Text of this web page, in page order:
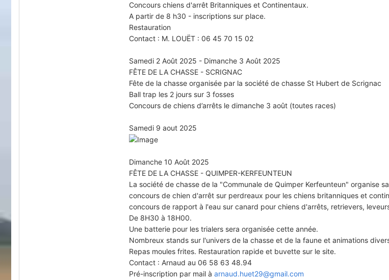
Concours chiens d'arrêt Britanniques et Continentaux.
A partir de 8 h30 - inscriptions sur place.
Restauration
Contact : M. LOUËT : 06 45 70 15 02
Samedi 2 Août 2025 - Dimanche 3 Août 2025
FÊTE DE LA CHASSE - SCRIGNAC
Fête de la chasse organisée par la société de chasse St Hubert de Scrignac
Ball trap les 2 jours sur 3 fosses
Concours de chiens d’arrêts le dimanche 3 août (toutes races)
Samedi 9 aout 2025
Dimanche 10 Août 2025
FÊTE DE LA CHASSE - QUIMPER-KERFEUNTEUN
La société de chasse de la "Communale de Quimper Kerfeunteun" organise
concours de chien d'arrêt sur perdreaux pour les chiens britanniques et
concours de rapport à l'eau sur canard pour chiens d'arrêts, retrievers,
De 8H30 à 18H00.
Une batterie pour les trialers sera organisée cette année.
Nombreux stands sur l'univers de la chasse et de la faune et animations
Repas moules frites. Restauration rapide et buvette sur le site.
Contact : Arnaud au 06 58 63 48.94
Pré-inscription par mail à arnaud.huet29@gmail.com